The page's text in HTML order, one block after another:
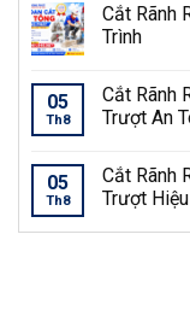
Cắt Rãnh
Trình
05
Th8
Cắt Rãnh
Trượt An
05
Th8
Cắt Rãnh
Trượt